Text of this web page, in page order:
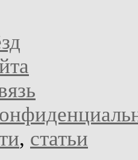
, статьи